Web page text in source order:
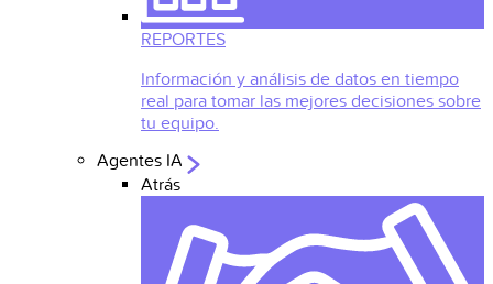
REPORTES
Información y análisis de datos en tiempo
real para tomar las mejores decisiones sobre
tu equipo.
Agentes IA
Atrás